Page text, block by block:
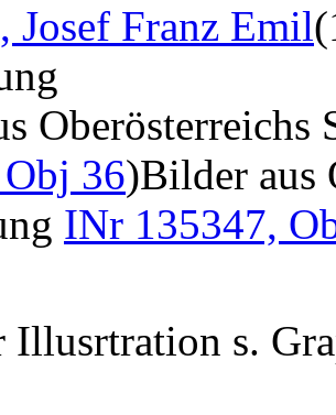
Josef Franz Emil
36)Bilder aus
INr 135347,
Illusrtration s.